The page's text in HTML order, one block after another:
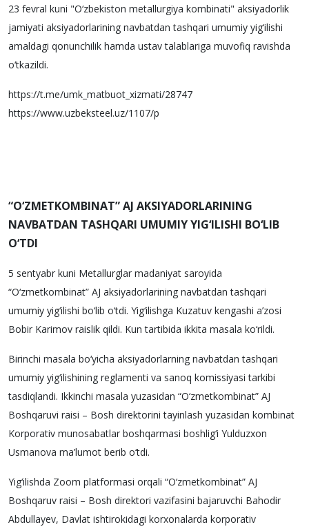
23 fevral kuni "O‘zbekiston metallurgiya kombinati" aksiyadorlik
jamiyati aksiyadorlarining navbatdan tashqari umumiy yig‘ilishi
amaldagi qonunchilik hamda ustav talablariga muvofiq ravishda
o‘tkazildi.
https://t.me/umk_matbuot_xizmati/28747
https://www.uzbeksteel.uz/1107/p
“O‘ZMETKOMBINAT” AJ AKSIYADORLARINING
NAVBATDAN TASHQARI UMUMIY YIG‘ILISHI BO‘LIB
O‘TDI
5 sentyabr kuni Metallurglar madaniyat saroyida
“O‘zmetkombinat” AJ aksiyadorlarining navbatdan tashqari
umumiy yig‘ilishi bo‘lib o‘tdi. Yig‘ilishga Kuzatuv kengashi a’zosi
Bobir Karimov raislik qildi. Kun tartibida ikkita masala ko‘rildi.
Birinchi masala bo‘yicha aksiyadorlarning navbatdan tashqari
umumiy yig‘ilishining reglamenti va sanoq komissiyasi tarkibi
tasdiqlandi. Ikkinchi masala yuzasidan “O‘zmetkombinat” AJ
Boshqaruvi raisi – Bosh direktorini tayinlash yuzasidan kombinat
Korporativ munosabatlar boshqarmasi boshlig‘i Yulduzxon
Usmanova ma’lumot berib o‘tdi.
Yig‘ilishda Zoom platformasi orqali “O‘zmetkombinat” AJ
Boshqaruv raisi – Bosh direktori vazifasini bajaruvchi Bahodir
Abdullayev, Davlat ishtirokidagi korxonalarda korporativ